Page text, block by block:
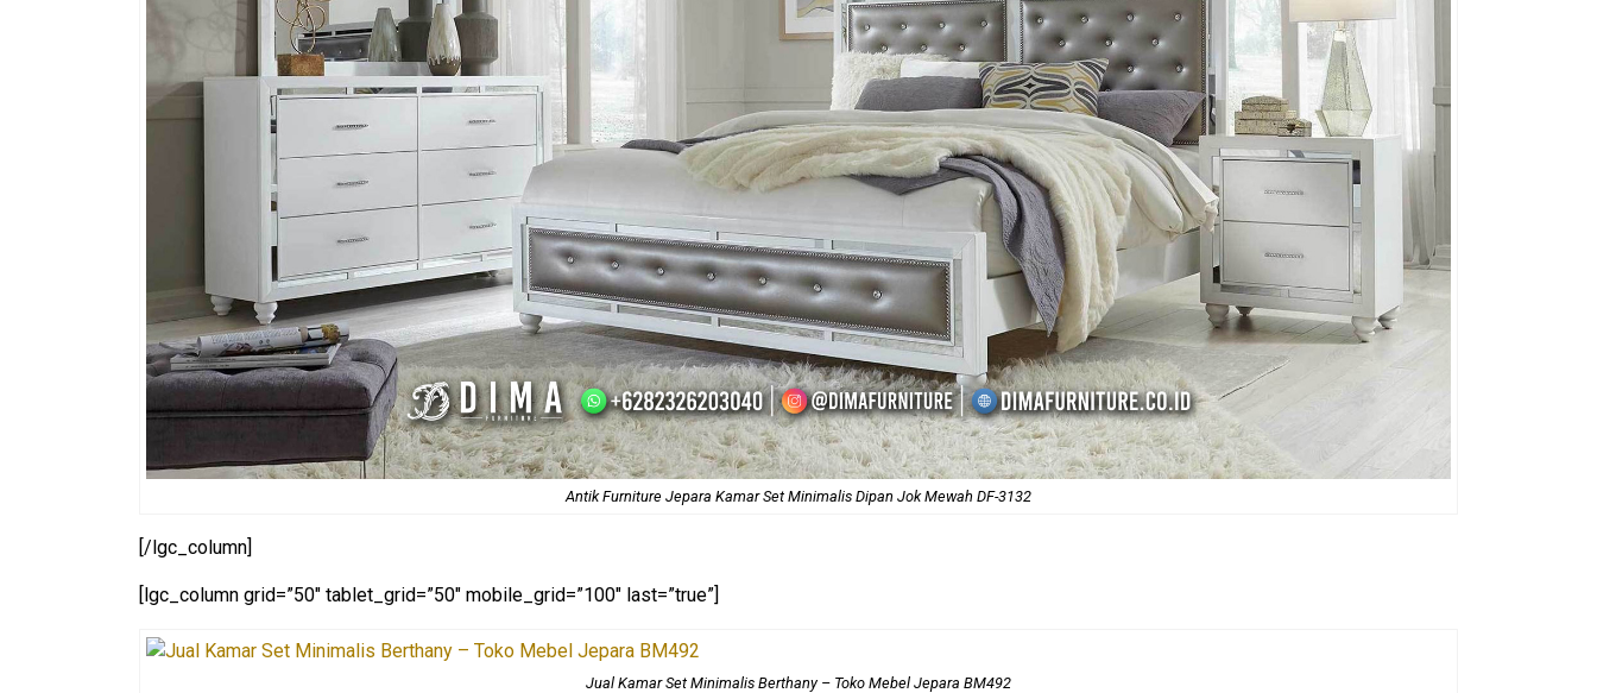
Antik Furniture Jepara Kamar Set Minimalis Dipan Jok Mewah DF-3132
[/lgc_column]
[lgc_column grid=”50″ tablet_grid=”50″ mobile_grid=”100″ last=”true”]
Jual Kamar Set Minimalis Berthany – Toko Mebel Jepara BM492